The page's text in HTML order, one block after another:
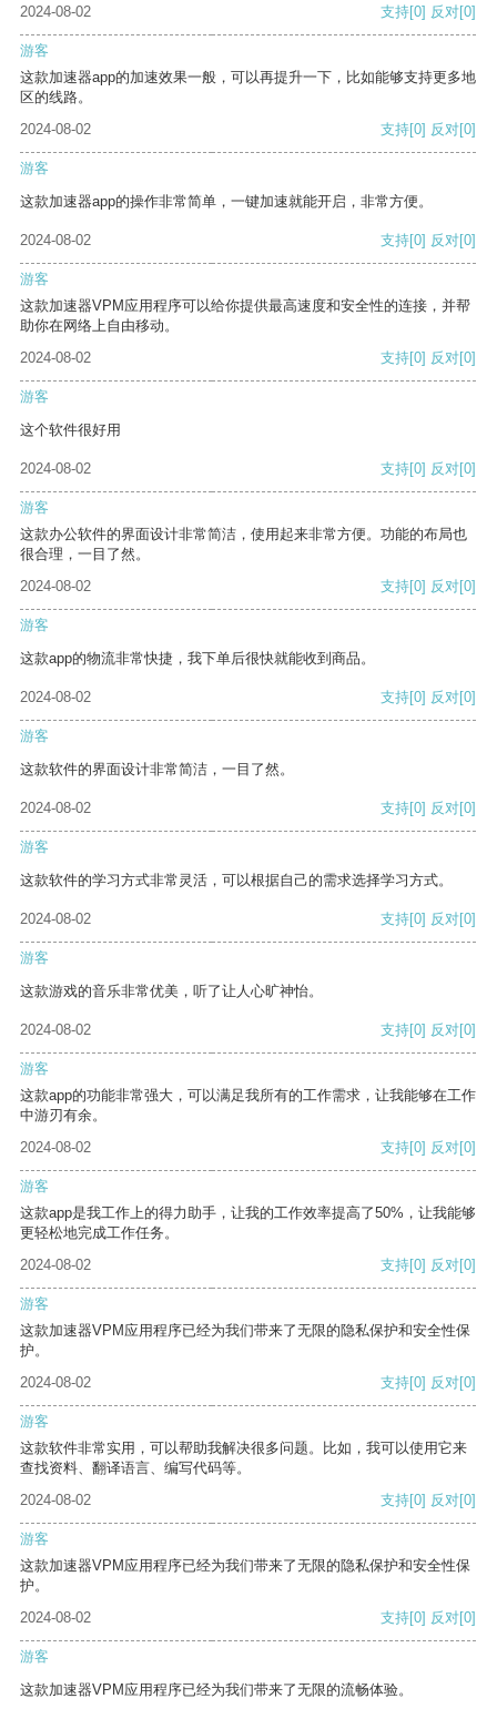
2024-08-02 支持[0] 反对[0]
游客
这款加速器app的加速效果一般，可以再提升一下，比如能够支持更多地
区的线路。
2024-08-02
支持[0] 反对[0]
游客
这款加速器app的操作非常简单，一键加速就能开启，非常方便。
2024-08-02 支持[0] 反对[0]
游客
这款加速器VPM应用程序可以给你提供最高速度和安全性的连接，并帮
助你在网络上自由移动。
2024-08-02
支持[0] 反对[0]
游客
这个软件很好用
2024-08-02 支持[0] 反对[0]
游客
这款办公软件的界面设计非常简洁，使用起来非常方便。功能的布局也
很合理，一目了然。
2024-08-02
支持[0] 反对[0]
游客
这款app的物流非常快捷，我下单后很快就能收到商品。
2024-08-02 支持[0] 反对[0]
游客
这款软件的界面设计非常简洁，一目了然。
2024-08-02 支持[0] 反对[0]
游客
这款软件的学习方式非常灵活，可以根据自己的需求选择学习方式。
2024-08-02 支持[0] 反对[0]
游客
这款游戏的音乐非常优美，听了让人心旷神怡。
2024-08-02 支持[0] 反对[0]
游客
这款app的功能非常强大，可以满足我所有的工作需求，让我能够在工作
中游刃有余。
2024-08-02
支持[0] 反对[0]
游客
这款app是我工作上的得力助手，让我的工作效率提高了50%，让我能够
更轻松地完成工作任务。
2024-08-02
支持[0] 反对[0]
游客
这款加速器VPM应用程序已经为我们带来了无限的隐私保护和安全性保
护。
2024-08-02
支持[0] 反对[0]
游客
这款软件非常实用，可以帮助我解决很多问题。比如，我可以使用它来
查找资料、翻译语言、编写代码等。
2024-08-02
支持[0] 反对[0]
游客
这款加速器VPM应用程序已经为我们带来了无限的隐私保护和安全性保
护。
2024-08-02
支持[0] 反对[0]
游客
这款加速器VPM应用程序已经为我们带来了无限的流畅体验。